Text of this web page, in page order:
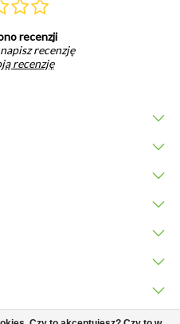
recenzji
recenzję
recenzję